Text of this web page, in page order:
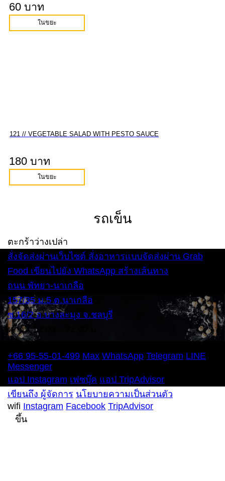
60 บาท
ในขยะ
121 // VEGETABLE SALAD WITH PESTO SAUCE
180 บาท
ในขยะ
รถเข็น
ตะกร้าว่างเปล่า
สั่งจัดส่งผ่านเว็บไซต์ สั่งอาหารแบบจัดส่งผ่าน Grab
Food เขียนไปยัง WhatsApp สร้างเส้นทาง
ถนน พัทยา-นาเกลือ
157/35 ม.5 ต.นาเกลือ
ซ.16/2 อ.บางละมุง จ.ชลบุรี
ทุกวัน 12:00 – 22:00 น.
โทรศัพท์
+66 95-55-01-499 Max WhatsApp Telegram LINE
Messenger
แอป Instagram เฟซบุ๊ค แอป TripAdvisor
เขียนถึง ผู้จัดการ นโยบายความเป็นส่วนตัว
wifi Instagram Facebook TripAdvisor
ขึ้น